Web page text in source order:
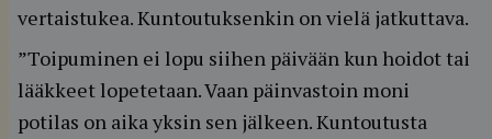
vertaistukea. Kuntoutuksenkin on vielä jatkuttava.
”Toipuminen ei lopu siihen päivään kun hoidot tai
lääkkeet lopetetaan. Vaan päinvastoin moni
potilas on aika yksin sen jälkeen. Kuntoutusta